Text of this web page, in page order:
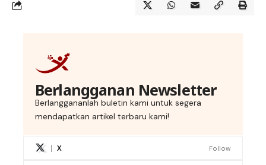
Berlangganan Newsletter
Berlanggananlah buletin kami untuk segera
mendapatkan artikel terbaru kami!
X Follow